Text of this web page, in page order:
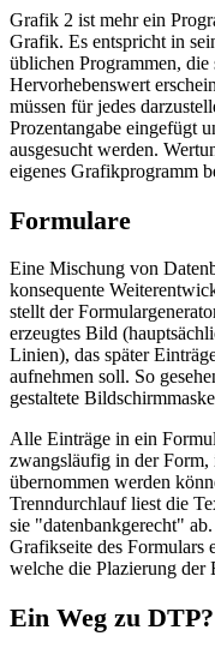
Grafik 2 ist mehr ein
Grafik. Es entspricht in
üblichen Programmen, die
Hervorhebenswert
müssen für jedes
Prozentangabe eingefügt
ausgesucht werden.
eigenes Grafikprogramm
Formulare
Eine Mischung von
konsequente
stellt der
erzeugtes Bild
Linien), das später
aufnehmen soll. So
gestaltete
Alle Einträge in ein
zwangsläufig in der Form,
übernommen werden
Trenndurchlauf liest die
sie "datenbankgerecht"
Grafikseite des Formulars
welche die Plazierung der
Ein Weg zu DTP?